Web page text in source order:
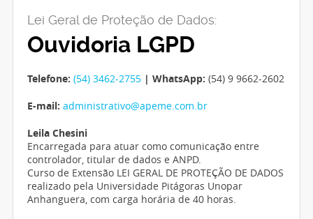
Lei Geral de Proteção de Dados:
Ouvidoria LGPD
Telefone: (54) 3462-2755 | WhatsApp: (54) 9 9662-2602
E-mail: administrativo@apeme.com.br
Leila Chesini
Encarregada para atuar como comunicação entre
controlador, titular de dados e ANPD.
Curso de Extensão LEI GERAL DE PROTEÇÃO DE DADOS
realizado pela Universidade Pitágoras Unopar
Anhanguera, com carga horária de 40 horas.